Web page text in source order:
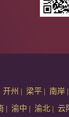
开州 | 梁平| 南岸|
| 渝中 | 渝北 | 云